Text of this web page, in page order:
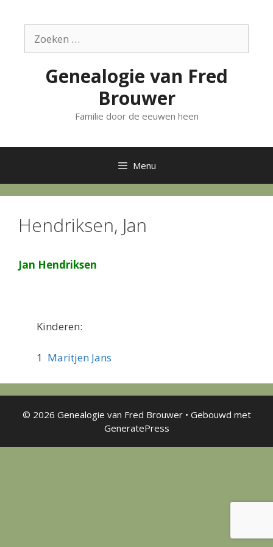
inhoudnaar:
Genealogie van Fred
Brouwer
Familie door de eeuwen heen
Menu
Hendriksen, Jan
Jan Hendriksen
Kinderen:
1 Maritjen Jans
© 2026 Genealogie van Fred Brouwer• Gebouwd met
GeneratePress